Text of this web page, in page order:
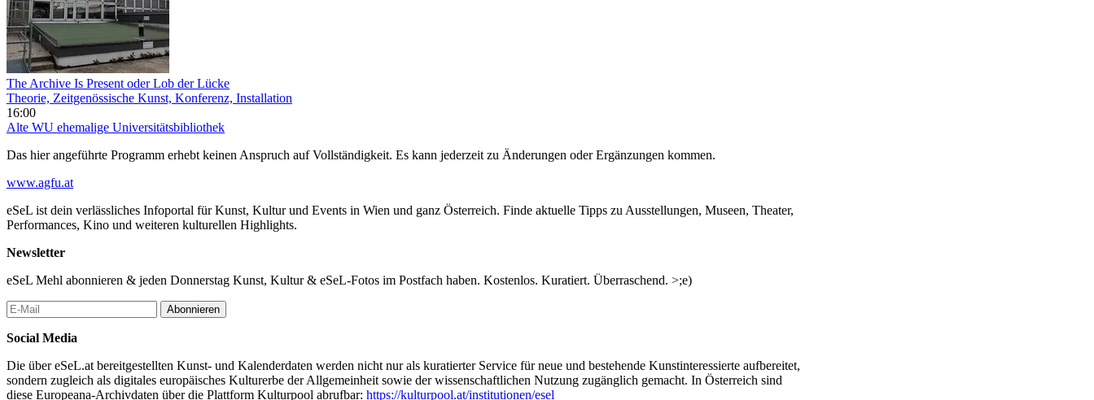
The Archive Is Present oder Lob der Lücke
Theorie, Zeitgenössische Kunst, Konferenz, Installation
16:00
Alte WU ehemalige Universitätsbibliothek
Das hier angeführte Programm erhebt keinen Anspruch auf Vollständigkeit. Es kann jederzeit zu Änderungen oder Ergänzungen kommen.
www.agfu.at
eSeL ist dein verlässliches Infoportal für Kunst, Kultur und Events in Wien und ganz Österreich. Finde aktuelle Tipps zu Ausstellungen, Museen, Theater,
Performances, Kino und weiteren kulturellen Highlights.
Newsletter
eSeL Mehl abonnieren & jeden Donnerstag Kunst, Kultur & eSeL-Fotos im Postfach haben. Kostenlos. Kuratiert. Überraschend. >;e)
Abonnieren
Social Media
Die über eSeL.at bereitgestellten Kunst- und Kalenderdaten werden nicht nur als kuratierter Service für neue und bestehende Kunstinteressierte aufbereitet,
sondern zugleich als digitales europäisches Kulturerbe der Allgemeinheit sowie der wissenschaftlichen Nutzung zugänglich gemacht. In Österreich sind
diese Europeana-Archivdaten über die Plattform Kulturpool abrufbar: https://kulturpool.at/institutionen/esel